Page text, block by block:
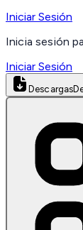
Iniciar Sesión
Inicia sesión
Iniciar Sesión
Descargas